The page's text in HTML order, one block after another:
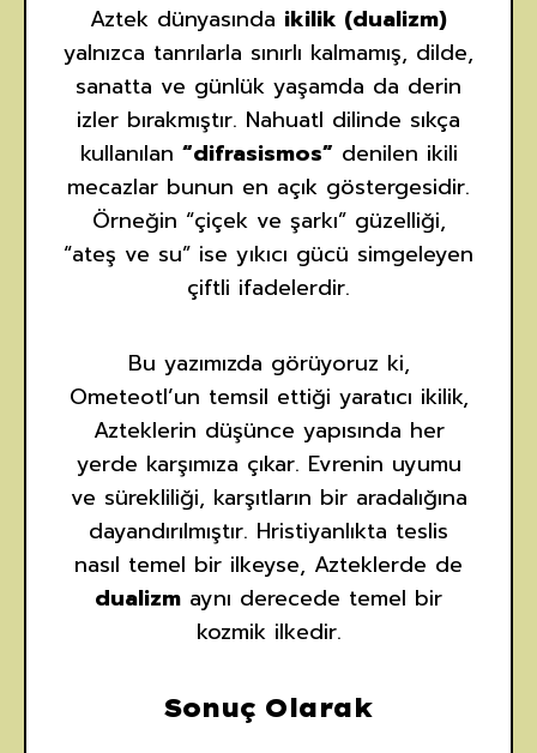
Aztek dünyasında ikilik (dualizm)
yalnızca tanrılarla sınırlı kalmamış, dilde,
sanatta ve günlük yaşamda da derin
izler bırakmıştır. Nahuatl dilinde sıkça
kullanılan “difrasismos” denilen ikili
mecazlar bunun en açık göstergesidir.
Örneğin “çiçek ve şarkı” güzelliği,
“ateş ve su” ise yıkıcı gücü simgeleyen
çiftli ifadelerdir.
Bu yazımızda görüyoruz ki,
Ometeotl’un temsil ettiği yaratıcı ikilik,
Azteklerin düşünce yapısında her
yerde karşımıza çıkar. Evrenin uyumu
ve sürekliliği, karşıtların bir aradalığına
dayandırılmıştır. Hristiyanlıkta teslis
nasıl temel bir ilkeyse, Azteklerde de
dualizm aynı derecede temel bir
kozmik ilkedir.
Sonuç Olarak